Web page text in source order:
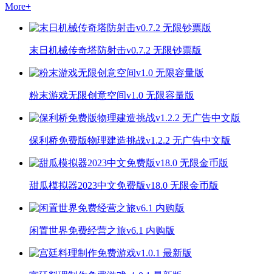
More+
末日机械传奇塔防射击v0.7.2 无限钞票版
粉末游戏无限创意空间v1.0 无限容量版
保利桥免费版物理建造挑战v1.2.2 无广告中文版
甜瓜模拟器2023中文免费版v18.0 无限金币版
闲置世界免费经营之旅v6.1 内购版